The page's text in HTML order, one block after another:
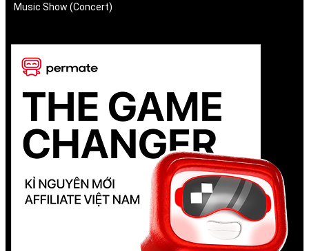
Music Show (Concert)